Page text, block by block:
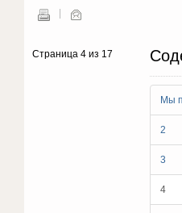
Мы
2
3
4
Страница 4 из 17